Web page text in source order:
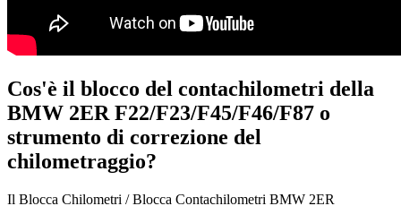
Cos'è il blocco del contachilometri della
BMW 2ER F22/F23/F45/F46/F87 o
strumento di correzione del
chilometraggio?
Il Blocca Chilometri / Blocca Contachilometri BMW 2ER